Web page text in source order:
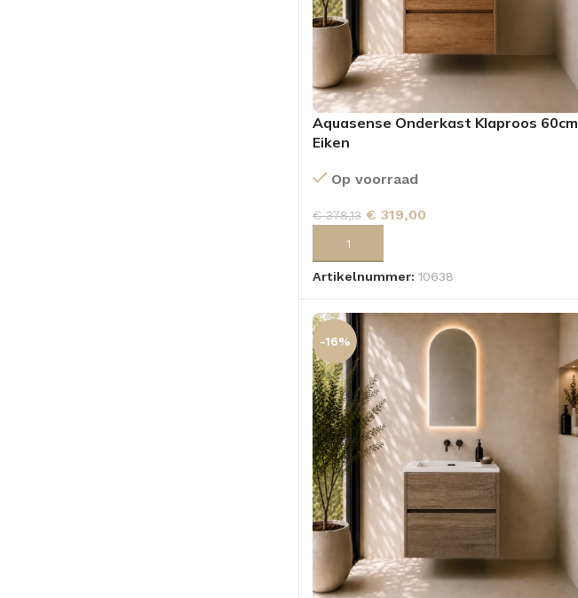
Aquasense Onderkast Klaproos 60cm
Eiken
Op voorraad
€378,13 € 319,00
TOEVOEGEN AAN WINKELWAGEN
Artikelnummer: 10638
-16%